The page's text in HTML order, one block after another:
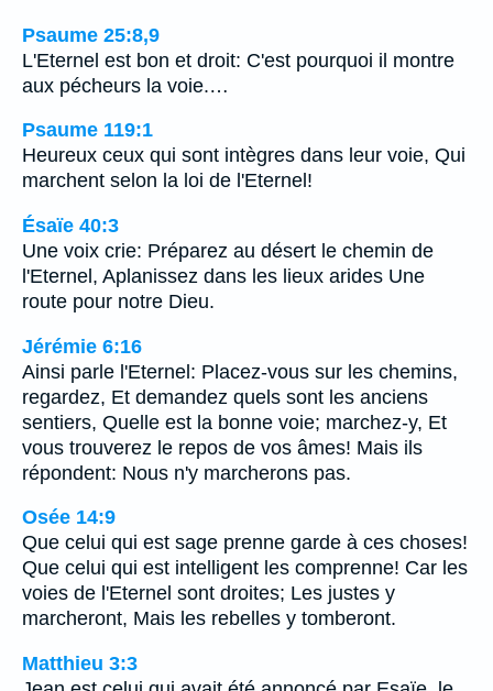
Psaume 25:8,9
L'Eternel est bon et droit: C'est pourquoi il montre
aux pécheurs la voie.…
Psaume 119:1
Heureux ceux qui sont intègres dans leur voie, Qui
marchent selon la loi de l'Eternel!
Ésaïe 40:3
Une voix crie: Préparez au désert le chemin de
l'Eternel, Aplanissez dans les lieux arides Une
route pour notre Dieu.
Jérémie 6:16
Ainsi parle l'Eternel: Placez-vous sur les chemins,
regardez, Et demandez quels sont les anciens
sentiers, Quelle est la bonne voie; marchez-y, Et
vous trouverez le repos de vos âmes! Mais ils
répondent: Nous n'y marcherons pas.
Osée 14:9
Que celui qui est sage prenne garde à ces choses!
Que celui qui est intelligent les comprenne! Car les
voies de l'Eternel sont droites; Les justes y
marcheront, Mais les rebelles y tomberont.
Matthieu 3:3